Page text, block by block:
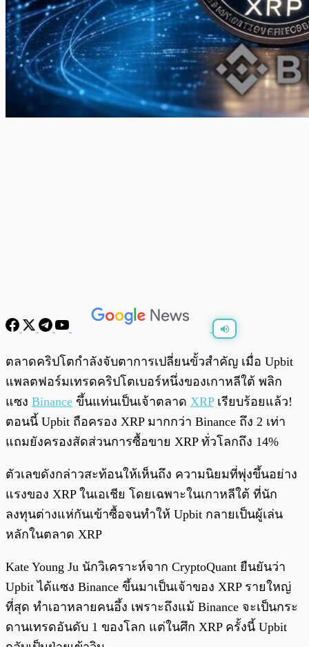
พร้อมเล่น 0:00/
ตลาดคริปโตกำลังจับตาการเปลี่ยนขั้วสำคัญ เมื่อ Upbit
แพลตฟอร์มเทรดคริปโตเบอร์หนึ่งของเกาหลีใต้ พลิก
แซง Binance ขึ้นแท่นเป็นเจ้าตลาด XRPเรียบร้อยแล้ว!
ตอนนี้ Upbit ถือครอง XRP มากกว่า Binance ถึง 2 เท่า
แถมยังครองสัดส่วนการซื้อขาย XRP ทั่วโลกถึง 14%
ตัวเลขดังกล่าวสะท้อนให้เห็นถึง ความนิยมที่พุ่งขึ้นอย่าง
แรงของ XRP ในเอเชีย โดยเฉพาะในเกาหลีใต้ ที่นัก
ลงทุนต่างแห่กันเข้าซื้อจนทำให้ Upbit กลายเป็นผู้เล่น
หลักในตลาด XRP
Kate Young Ju นักวิเคราะห์จาก CryptoQuant ยืนยันว่า
Upbit ได้แซง Binance ขึ้นมาเป็นเจ้าของ XRP รายใหญ่
ที่สุด ทำเอาหลายคนอึ้ง เพราะถึงแม้ Binance จะเป็นกระ
ดานเทรดอันดับ 1 ของโลก แต่ในศึก XRP ครั้งนี้ Upbit